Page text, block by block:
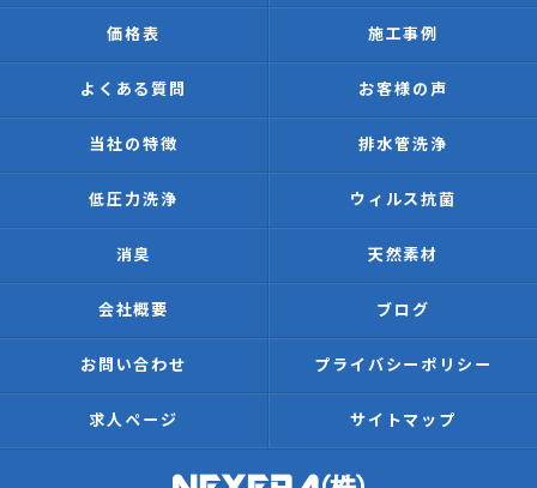
価格表 施工事例
よくある質問 お客様の声
当社の特徴 排水管洗浄
低圧力洗浄 ウィルス抗菌
消臭 天然素材
会社概要 ブログ
お問い合わせ プライバシーポリシー
求人ページ サイトマップ